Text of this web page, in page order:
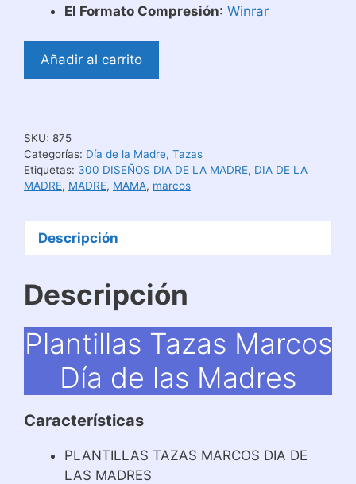
El Formato Compresión: Winrar
Plantillas
Tazas
Día
las
Madres
cantidad
Añadir al carrito
SKU: 875
Categorías: Día de la Madre, Tazas
Etiquetas: 300 DISEÑOS DIA DE LA MADRE, DIA DE LA
MADRE, MADRE, MAMA, marcos
Descripción
Descripción
Plantillas Tazas Marcos
Día de las Madres
Características
PLANTILLAS TAZAS MARCOS DIA DE
LAS MADRES